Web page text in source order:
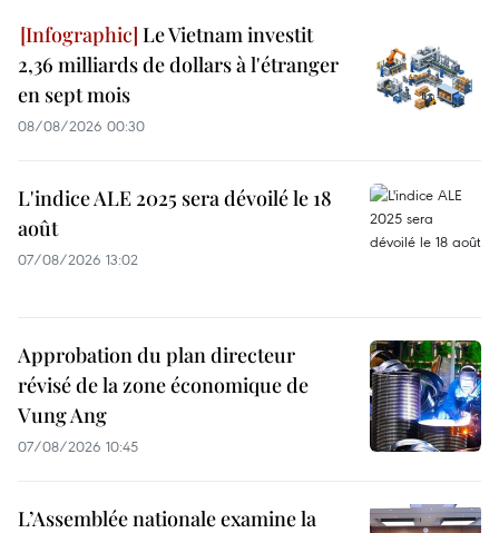
Le Vietnam investit
2,36 milliards de dollars à l'étranger
en sept mois
08/08/2026 00:30
L'indice ALE 2025 sera dévoilé le 18
août
07/08/2026 13:02
Approbation du plan directeur
révisé de la zone économique de
Vung Ang
07/08/2026 10:45
L’Assemblée nationale examine la